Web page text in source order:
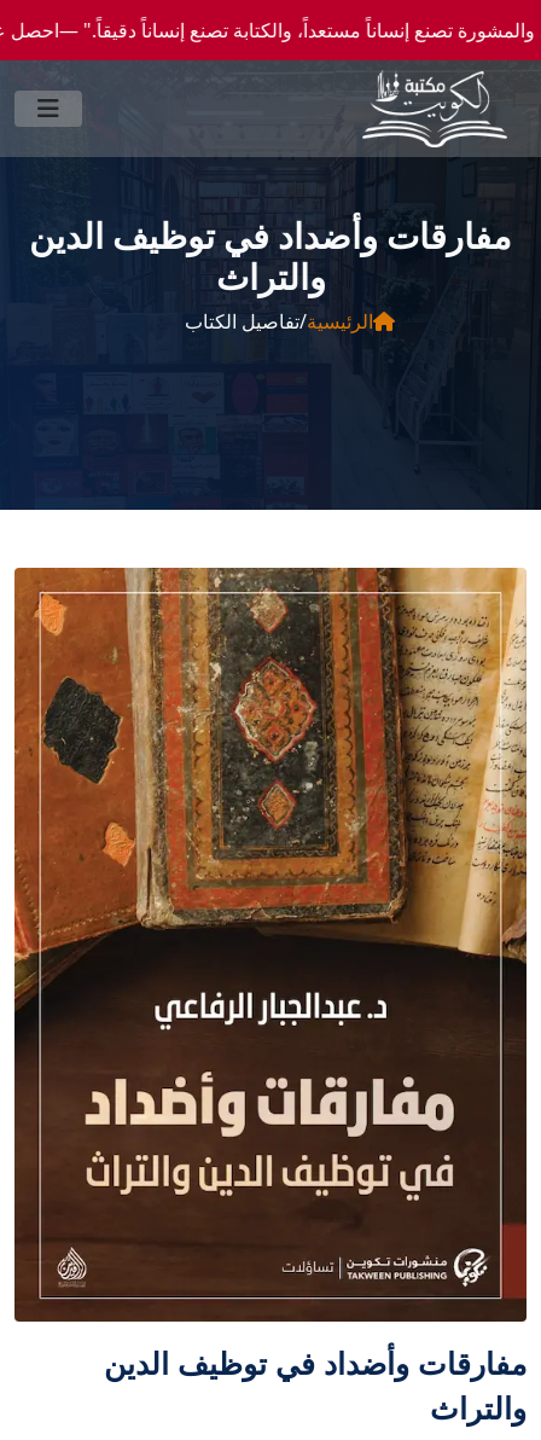
مستعداً، والكتابة تصنع إنساناً دقيقاً." —احصل علي عروض وخصومات خاصة عن طريق
مفارقات وأضداد في توظيف الدين
والتراث
الرئيسية/تفاصيل الكتاب
مفارقات وأضداد في توظيف الدين
والتراث